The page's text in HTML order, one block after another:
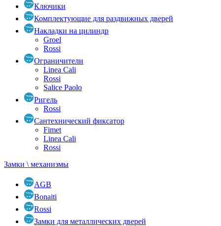
Ключики
Комплектующие для раздвижных дверей
Накладки на цилиндр
Groel
Rossi
Ограничители
Linea Cali
Rossi
Salice Paolo
Ригель
Rossi
Сантехнический фиксатор
Fimet
Linea Cali
Rossi
Замки \ механизмы
AGB
Bonaiti
Rossi
Замки для металлических дверей